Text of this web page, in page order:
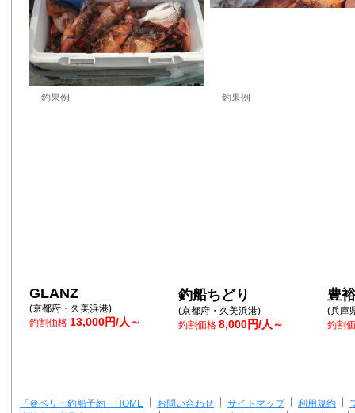
釣果例 釣果例
GLANZ
(京都府・久美浜港)
釣割価格 13,000円/人～
釣船ちどり
(京都府・久美浜港)
釣割価格 8,000円/人～
豊
(兵庫
釣割
「＠ベリー釣船予約」HOME お問い合わせ サイトマップ 利用規約